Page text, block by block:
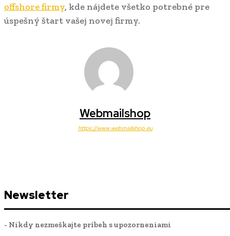
offshore firmy, kde nájdete všetko potrebné pre
úspešný štart vašej novej firmy.
Webmailshop
https://www.webmailshop.eu
Newsletter
- Nikdy nezmeškajte príbeh s upozorneniami